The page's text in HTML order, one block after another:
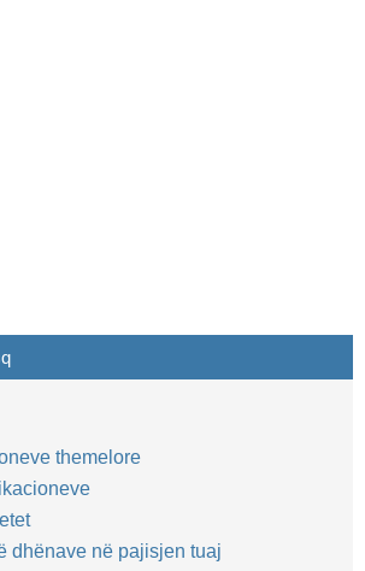
themelore
dhënave në pajisjen tuaj